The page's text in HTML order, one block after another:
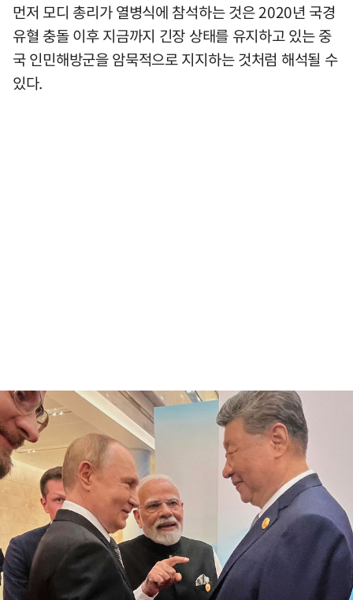
먼저 모디 총리가 열병식에 참석하는 것은 2020년 국경
유혈 충돌 이후 지금까지 긴장 상태를 유지하고 있는 중
국 인민해방군을 암묵적으로 지지하는 것처럼 해석될 수
있다.